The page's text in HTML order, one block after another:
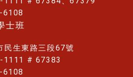
6108
士班
民生東路三段67號
1111 # 67383
6108